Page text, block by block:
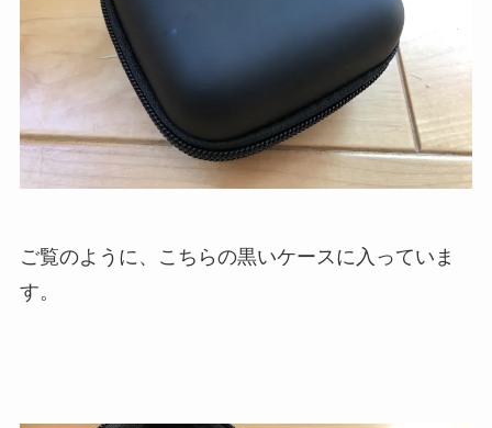
ご覧のように、こちらの黒いケースに入っていま
す。